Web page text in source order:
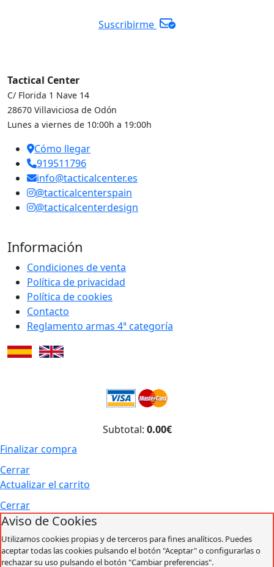
Suscribirme
Tactical Center
C/ Florida 1 Nave 14
28670 Villaviciosa de Odón
Lunes a viernes de 10:00h a 19:00h
Cómo llegar
919511796
info@tacticalcenter.es
@tacticalcenterspain
@tacticalcenterdesign
Información
Condiciones de venta
Política de privacidad
Política de cookies
Contacto
Reglamento armas 4ª categoría
Subtotal: 0.00€
Finalizar compra
Cerrar
Actualizar el carrito
Cerrar
Aviso de Cookies
Utilizamos cookies propias y de terceros para fines analíticos. Puedes
aceptar todas las cookies pulsando el botón "Aceptar" o configurarlas o
rechazar su uso pulsando el botón "Cambiar preferencias".